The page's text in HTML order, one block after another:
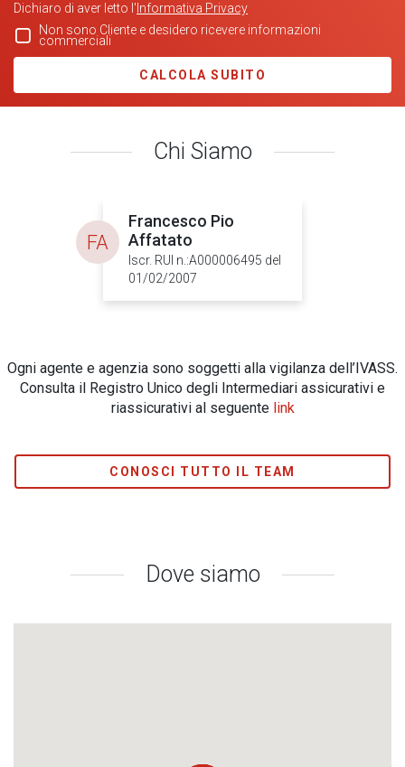
Dichiaro di aver letto l' Informativa Privacy
Non sono Cliente e desidero ricevere informazioni
commerciali
CALCOLA SUBITO
Chi Siamo
Francesco Pio
Affatato
Iscr. RUI n.:A000006495 del
01/02/2007
FA
Ogni agente e agenzia sono soggetti alla vigilanza dell’IVASS.
Consulta il Registro Unico degli Intermediari assicurativi e
riassicurativi al seguente link
CONOSCI TUTTO IL TEAM
Dove siamo